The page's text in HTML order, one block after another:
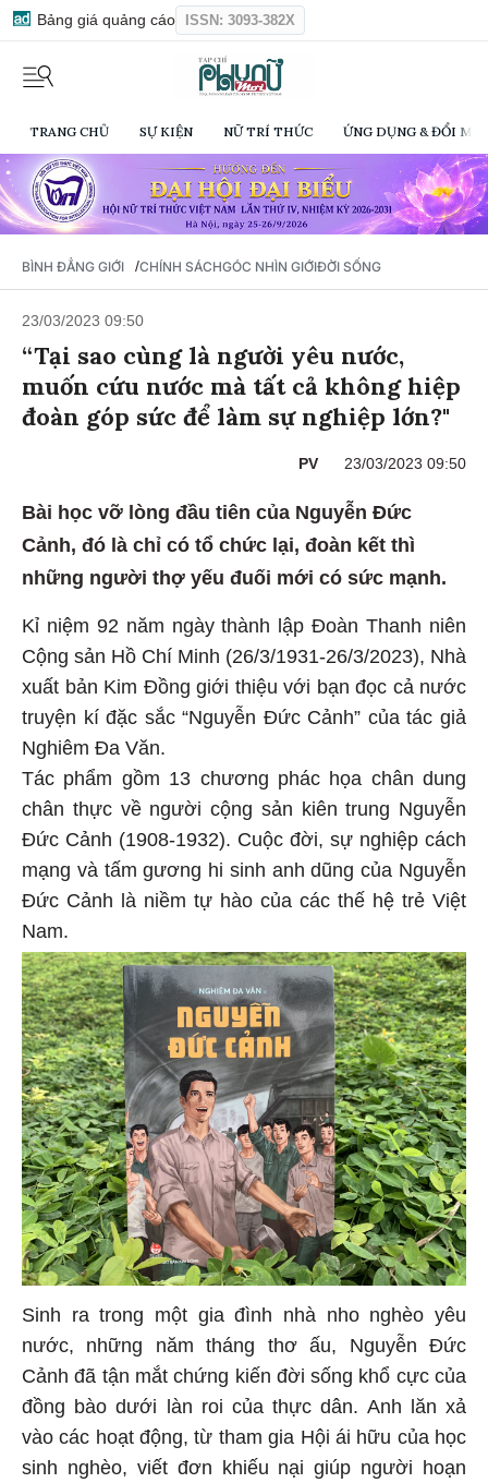
Bảng giá quảng cáo ISSN: 3093-382X
TRANG CHỦ SỰ KIỆN NỮ TRÍ THỨC ỨNG DỤNG & ĐỔI
BÌNH ĐẲNG GIỚI /CHÍNH SÁCHGÓC NHÌN GIỚIĐỜI SỐNG
23/03/2023 09:50
“Tại sao cùng là người yêu nước,
muốn cứu nước mà tất cả không hiệp
đoàn góp sức để làm sự nghiệp lớn?"
PV 23/03/2023 09:50
Bài học vỡ lòng đầu tiên của Nguyễn Đức
Cảnh, đó là chỉ có tổ chức lại, đoàn kết thì
những người thợ yếu đuối mới có sức mạnh.
Kỉ niệm 92 năm ngày thành lập Đoàn Thanh niên
Cộng sản Hồ Chí Minh (26/3/1931-26/3/2023), Nhà
xuất bản Kim Đồng giới thiệu với bạn đọc cả nước
truyện kí đặc sắc “Nguyễn Đức Cảnh” của tác giả
Nghiêm Đa Văn.
Tác phẩm gồm 13 chương phác họa chân dung
chân thực về người cộng sản kiên trung Nguyễn
Đức Cảnh (1908-1932). Cuộc đời, sự nghiệp cách
mạng và tấm gương hi sinh anh dũng của Nguyễn
Đức Cảnh là niềm tự hào của các thế hệ trẻ Việt
Nam.
Sinh ra trong một gia đình nhà nho nghèo yêu
nước, những năm tháng thơ ấu, Nguyễn Đức
Cảnh đã tận mắt chứng kiến đời sống khổ cực của
đồng bào dưới làn roi của thực dân. Anh lăn xả
vào các hoạt động, từ tham gia Hội ái hữu của học
sinh nghèo, viết đơn khiếu nại giúp người hoạn